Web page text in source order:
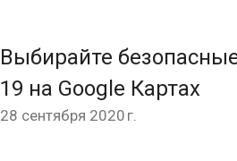
Выбирайте
19 на Google Картах
28 сентября 2020 г.